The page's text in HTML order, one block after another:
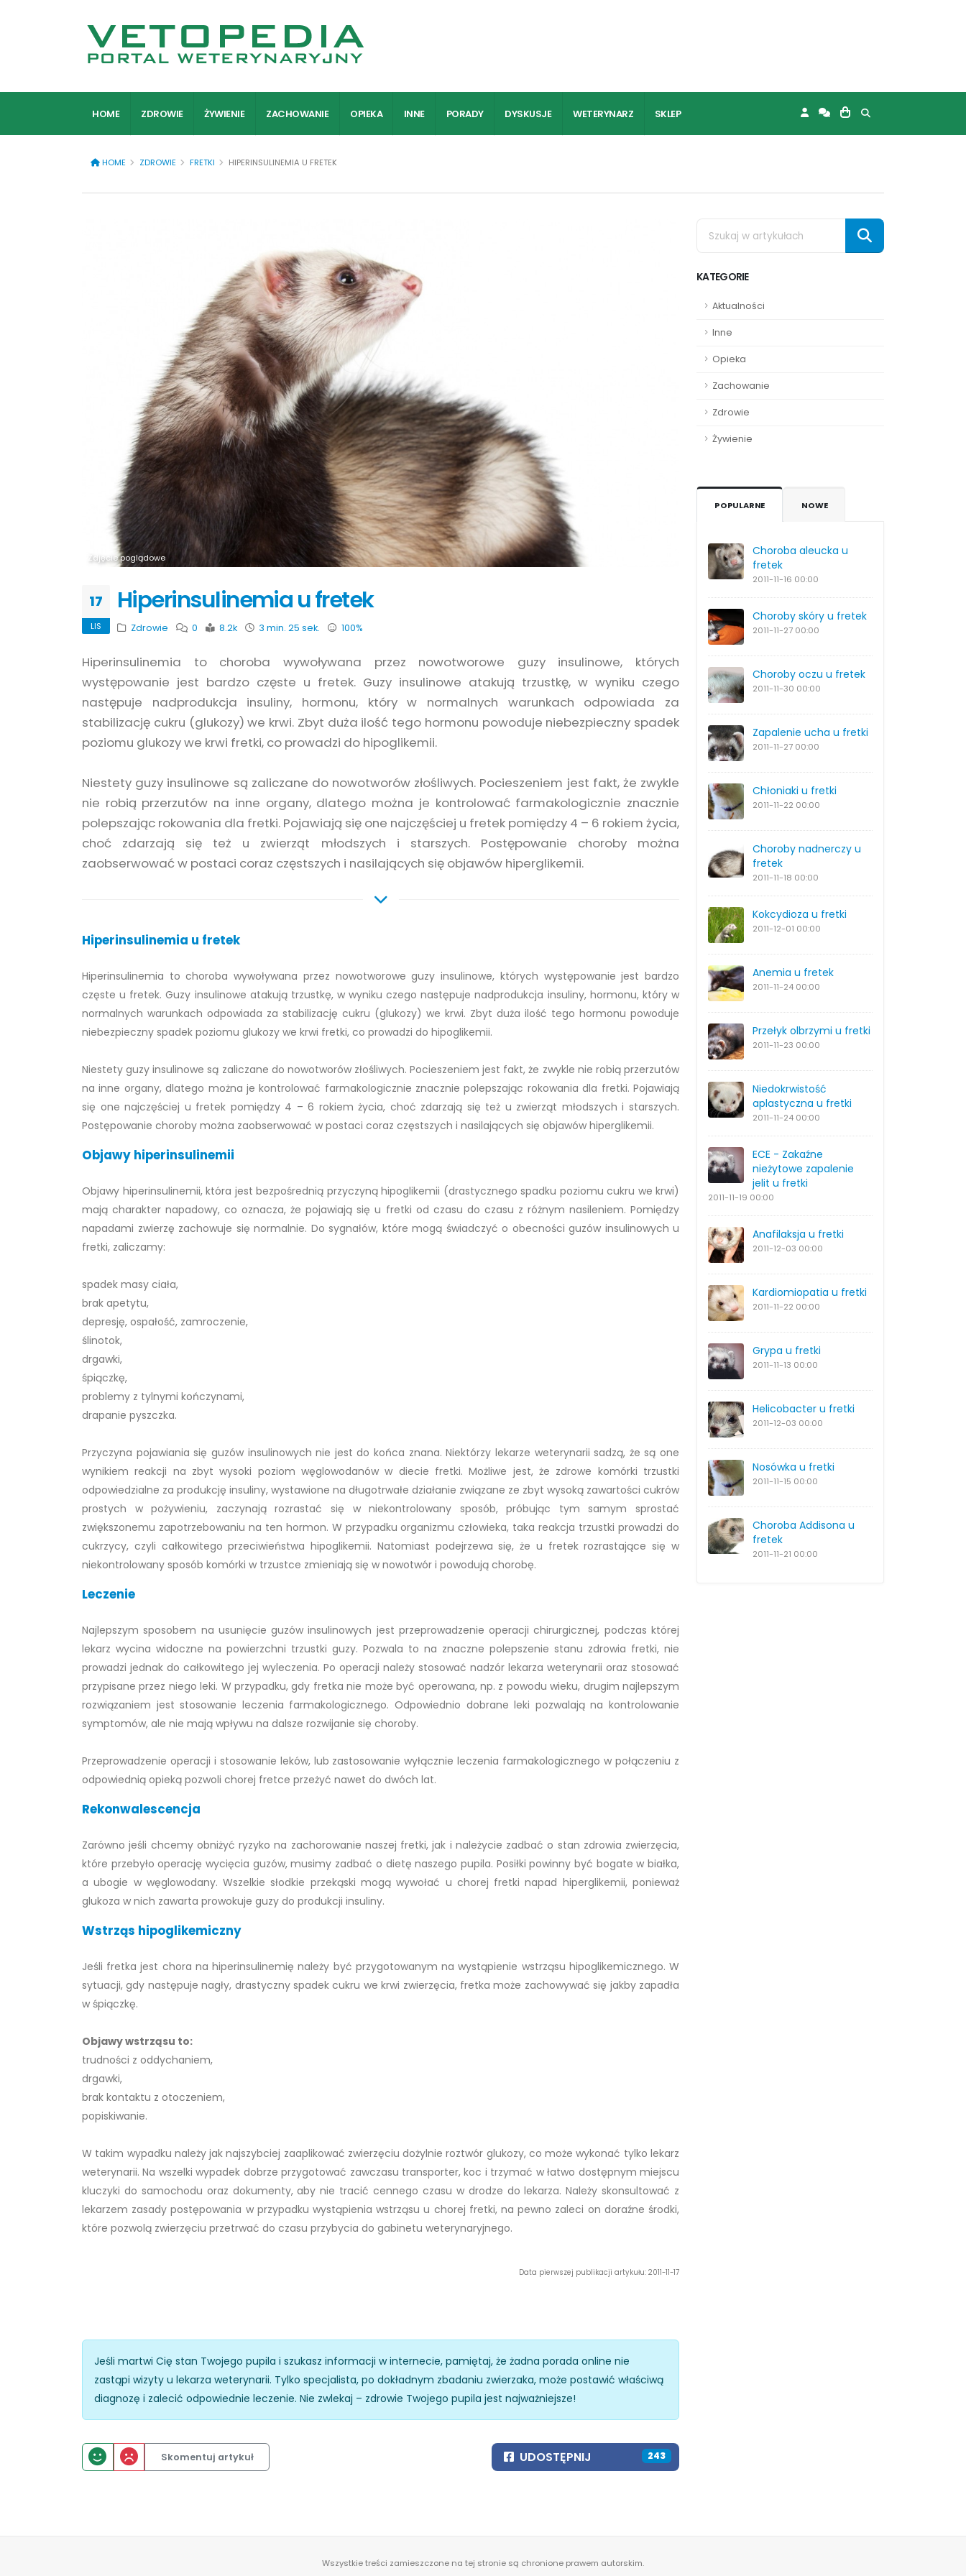
HOME ZDROWIE ŻYWIENIE ZACHOWANIE OPIEKA INNE PORADY DYSKUSJE WETERYNARZ SKLEP
HOME ZDROWIE FRETKI HIPERINSULINEMIA U FRETEK
KATEGORIE
Aktualności
Inne
Opieka
Zachowanie
Zdrowie
Żywienie
POPULARNE NOWE
Choroba aleucka u
fretek
2011-11-16 00:00
Choroby skóry u fretek
2011-11-27 00:00
Choroby oczu u fretek
2011-11-30 00:00
Zapalenie ucha u fretki
2011-11-27 00:00
Chłoniaki u fretki
2011-11-22 00:00
Choroby nadnerczy u
fretek
2011-11-18 00:00
Kokcydioza u fretki
2011-12-01 00:00
Anemia u fretek
2011-11-24 00:00
Przełyk olbrzymi u fretki
2011-11-23 00:00
Niedokrwistość
aplastyczna u fretki
2011-11-24 00:00
ECE - Zakaźne
nieżytowe zapalenie
jelit u fretki
2011-11-19 00:00
Anafilaksja u fretki
2011-12-03 00:00
Kardiomiopatia u fretki
2011-11-22 00:00
Grypa u fretki
2011-11-13 00:00
Helicobacter u fretki
2011-12-03 00:00
Nosówka u fretki
2011-11-15 00:00
Choroba Addisona u
fretek
2011-11-21 00:00
Zdjęcie poglądowe
17
LIS
Hiperinsulinemia u fretek
Zdrowie 0 8.2k 3 min. 25 sek. 100%
Hiperinsulinemia to choroba wywoływana przez nowotworowe guzy insulinowe, których
występowanie jest bardzo częste u fretek. Guzy insulinowe atakują trzustkę, w wyniku czego
następuje nadprodukcja insuliny, hormonu, który w normalnych warunkach odpowiada za
stabilizację cukru (glukozy) we krwi. Zbyt duża ilość tego hormonu powoduje niebezpieczny spadek
poziomu glukozy we krwi fretki, co prowadzi do hipoglikemii.
Niestety guzy insulinowe są zaliczane do nowotworów złośliwych. Pocieszeniem jest fakt, że zwykle
nie robią przerzutów na inne organy, dlatego można je kontrolować farmakologicznie znacznie
polepszając rokowania dla fretki. Pojawiają się one najczęściej u fretek pomiędzy 4 – 6 rokiem życia,
choć zdarzają się też u zwierząt młodszych i starszych. Postępowanie choroby można
zaobserwować w postaci coraz częstszych i nasilających się objawów hiperglikemii.
Hiperinsulinemia u fretek
Hiperinsulinemia to choroba wywoływana przez nowotworowe guzy insulinowe, których występowanie jest bardzo
częste u fretek. Guzy insulinowe atakują trzustkę, w wyniku czego następuje nadprodukcja insuliny, hormonu, który w
normalnych warunkach odpowiada za stabilizację cukru (glukozy) we krwi. Zbyt duża ilość tego hormonu powoduje
niebezpieczny spadek poziomu glukozy we krwi fretki, co prowadzi do hipoglikemii.
Niestety guzy insulinowe są zaliczane do nowotworów złośliwych. Pocieszeniem jest fakt, że zwykle nie robią przerzutów
na inne organy, dlatego można je kontrolować farmakologicznie znacznie polepszając rokowania dla fretki. Pojawiają
się one najczęściej u fretek pomiędzy 4 – 6 rokiem życia, choć zdarzają się też u zwierząt młodszych i starszych.
Postępowanie choroby można zaobserwować w postaci coraz częstszych i nasilających się objawów hiperglikemii.
Objawy hiperinsulinemii
Objawy hiperinsulinemii, która jest bezpośrednią przyczyną hipoglikemii (drastycznego spadku poziomu cukru we krwi)
mają charakter napadowy, co oznacza, że pojawiają się u fretki od czasu do czasu z różnym nasileniem. Pomiędzy
napadami zwierzę zachowuje się normalnie. Do sygnałów, które mogą świadczyć o obecności guzów insulinowych u
fretki, zaliczamy:
spadek masy ciała,
brak apetytu,
depresję, ospałość, zamroczenie,
ślinotok,
drgawki,
śpiączkę,
problemy z tylnymi kończynami,
drapanie pyszczka.
Przyczyna pojawiania się guzów insulinowych nie jest do końca znana. Niektórzy lekarze weterynarii sadzą, że są one
wynikiem reakcji na zbyt wysoki poziom węglowodanów w diecie fretki. Możliwe jest, że zdrowe komórki trzustki
odpowiedzialne za produkcję insuliny, wystawione na długotrwałe działanie związane ze zbyt wysoką zawartości cukrów
prostych w pożywieniu, zaczynają rozrastać się w niekontrolowany sposób, próbując tym samym sprostać
zwiększonemu zapotrzebowaniu na ten hormon. W przypadku organizmu człowieka, taka reakcja trzustki prowadzi do
cukrzycy, czyli całkowitego przeciwieństwa hipoglikemii. Natomiast podejrzewa się, że u fretek rozrastające się w
niekontrolowany sposób komórki w trzustce zmieniają się w nowotwór i powodują chorobę.
Leczenie
Najlepszym sposobem na usunięcie guzów insulinowych jest przeprowadzenie operacji chirurgicznej, podczas której
lekarz wycina widoczne na powierzchni trzustki guzy. Pozwala to na znaczne polepszenie stanu zdrowia fretki, nie
prowadzi jednak do całkowitego jej wyleczenia. Po operacji należy stosować nadzór lekarza weterynarii oraz stosować
przypisane przez niego leki. W przypadku, gdy fretka nie może być operowana, np. z powodu wieku, drugim najlepszym
rozwiązaniem jest stosowanie leczenia farmakologicznego. Odpowiednio dobrane leki pozwalają na kontrolowanie
symptomów, ale nie mają wpływu na dalsze rozwijanie się choroby.
Przeprowadzenie operacji i stosowanie leków, lub zastosowanie wyłącznie leczenia farmakologicznego w połączeniu z
odpowiednią opieką pozwoli chorej fretce przeżyć nawet do dwóch lat.
Rekonwalescencja
Zarówno jeśli chcemy obniżyć ryzyko na zachorowanie naszej fretki, jak i należycie zadbać o stan zdrowia zwierzęcia,
które przebyło operację wycięcia guzów, musimy zadbać o dietę naszego pupila. Posiłki powinny być bogate w białka,
a ubogie w węglowodany. Wszelkie słodkie przekąski mogą wywołać u chorej fretki napad hiperglikemii, ponieważ
glukoza w nich zawarta prowokuje guzy do produkcji insuliny.
Wstrząs hipoglikemiczny
Jeśli fretka jest chora na hiperinsulinemię należy być przygotowanym na wystąpienie wstrząsu hipoglikemicznego. W
sytuacji, gdy następuje nagły, drastyczny spadek cukru we krwi zwierzęcia, fretka może zachowywać się jakby zapadła
w śpiączkę.
Objawy wstrząsu to:
trudności z oddychaniem,
drgawki,
brak kontaktu z otoczeniem,
popiskiwanie.
W takim wypadku należy jak najszybciej zaaplikować zwierzęciu dożylnie roztwór glukozy, co może wykonać tylko lekarz
weterynarii. Na wszelki wypadek dobrze przygotować zawczasu transporter, koc i trzymać w łatwo dostępnym miejscu
kluczyki do samochodu oraz dokumenty, aby nie tracić cennego czasu w drodze do lekarza. Należy skonsultować z
lekarzem zasady postępowania w przypadku wystąpienia wstrząsu u chorej fretki, na pewno zaleci on doraźne środki,
które pozwolą zwierzęciu przetrwać do czasu przybycia do gabinetu weterynaryjnego.
Data pierwszej publikacji artykułu: 2011-11-17
Jeśli martwi Cię stan Twojego pupila i szukasz informacji w internecie, pamiętaj, że żadna porada online nie
zastąpi wizyty u lekarza weterynarii. Tylko specjalista, po dokładnym zbadaniu zwierzaka, może postawić właściwą
diagnozę i zalecić odpowiednie leczenie. Nie zwlekaj – zdrowie Twojego pupila jest najważniejsze!
Skomentuj artykuł UDOSTĘPNIJ 280
Wszystkie treści zamieszczone na tej stronie są chronione prawem autorskim.